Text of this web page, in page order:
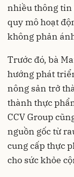
nhiều thông tin
quy mô hoạt
không phản
Trước đó, bà
hướng phát
nông sản trở
thành thực
CCV Group
nguồn gốc từ
cung cấp thực
cho sức khỏe